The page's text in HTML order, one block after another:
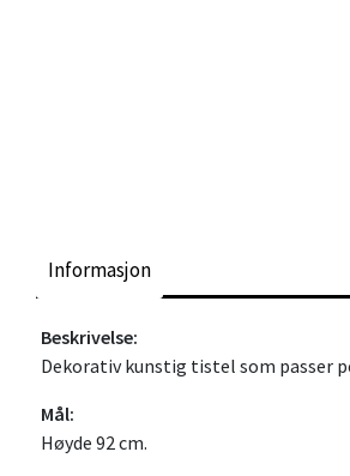
Informasjon
Beskrivelse:
Dekorativ kunstig tistel som passer
Mål:
Høyde 92 cm.